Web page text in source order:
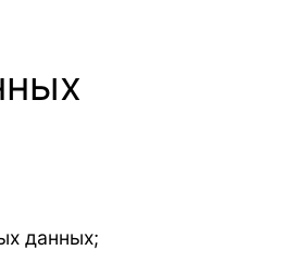
данных;